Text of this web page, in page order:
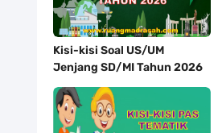
Kisi-kisi Soal US/UM
Jenjang SD/MI Tahun 2026
Lengkap